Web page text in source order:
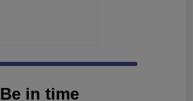
Be in time